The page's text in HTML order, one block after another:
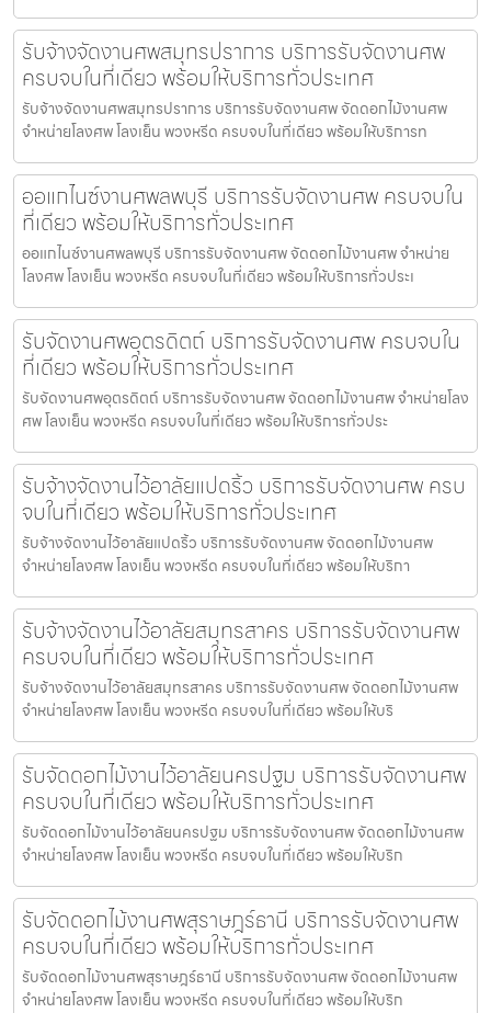
รับจ้างจัดงานศพสมุทรปราการ บริการรับจัดงานศพ
ครบจบในที่เดียว พร้อมให้บริการทั่วประเทศ
รับจ้างจัดงานศพสมุทรปราการ บริการรับจัดงานศพ จัดดอกไม้งานศพ
จำหน่ายโลงศพ โลงเย็น พวงหรีด ครบจบในที่เดียว พร้อมให้บริการท
ออแกไนซ์งานศพลพบุรี บริการรับจัดงานศพ ครบจบใน
ที่เดียว พร้อมให้บริการทั่วประเทศ
ออแกไนซ์งานศพลพบุรี บริการรับจัดงานศพ จัดดอกไม้งานศพ จำหน่าย
โลงศพ โลงเย็น พวงหรีด ครบจบในที่เดียว พร้อมให้บริการทั่วประเ
รับจัดงานศพอุตรดิตถ์ บริการรับจัดงานศพ ครบจบใน
ที่เดียว พร้อมให้บริการทั่วประเทศ
รับจัดงานศพอุตรดิตถ์ บริการรับจัดงานศพ จัดดอกไม้งานศพ จำหน่ายโลง
ศพ โลงเย็น พวงหรีด ครบจบในที่เดียว พร้อมให้บริการทั่วประ
รับจ้างจัดงานไว้อาลัยแปดริ้ว บริการรับจัดงานศพ ครบ
จบในที่เดียว พร้อมให้บริการทั่วประเทศ
รับจ้างจัดงานไว้อาลัยแปดริ้ว บริการรับจัดงานศพ จัดดอกไม้งานศพ
จำหน่ายโลงศพ โลงเย็น พวงหรีด ครบจบในที่เดียว พร้อมให้บริกา
รับจ้างจัดงานไว้อาลัยสมุทรสาคร บริการรับจัดงานศพ
ครบจบในที่เดียว พร้อมให้บริการทั่วประเทศ
รับจ้างจัดงานไว้อาลัยสมุทรสาคร บริการรับจัดงานศพ จัดดอกไม้งานศพ
จำหน่ายโลงศพ โลงเย็น พวงหรีด ครบจบในที่เดียว พร้อมให้บริ
รับจัดดอกไม้งานไว้อาลัยนครปฐม บริการรับจัดงานศพ
ครบจบในที่เดียว พร้อมให้บริการทั่วประเทศ
รับจัดดอกไม้งานไว้อาลัยนครปฐม บริการรับจัดงานศพ จัดดอกไม้งานศพ
จำหน่ายโลงศพ โลงเย็น พวงหรีด ครบจบในที่เดียว พร้อมให้บริก
รับจัดดอกไม้งานศพสุราษฎร์ธานี บริการรับจัดงานศพ
ครบจบในที่เดียว พร้อมให้บริการทั่วประเทศ
รับจัดดอกไม้งานศพสุราษฎร์ธานี บริการรับจัดงานศพ จัดดอกไม้งานศพ
จำหน่ายโลงศพ โลงเย็น พวงหรีด ครบจบในที่เดียว พร้อมให้บริก